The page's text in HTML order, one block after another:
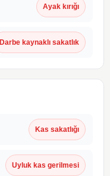
Ayak kırığı
Darbe kaynaklı sakatlık
Kas sakatlığı
Uyluk kas gerilmesi